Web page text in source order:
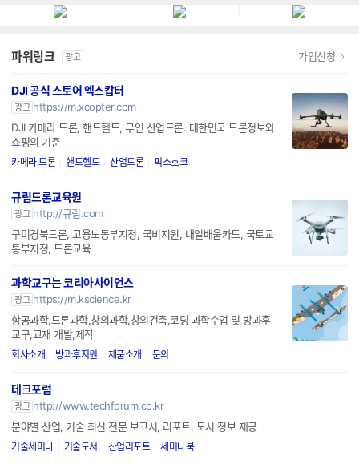
파워링크 광고 가입신청
DJI 공식 스토어 엑스캅터
광고 https://m.xcopter.com
DJI 카메라 드론, 핸드헬드, 무인 산업드론. 대한민국 드론정보와
쇼핑의 기준
카메라 드론 핸드헬드 산업드론 픽스호크
규림드론교육원
광고 http://규림.com
구미경북드론, 고용노동부지정, 국비지원, 내일배움카드, 국토교
통부지정, 드론교육
과학교구는 코리아사이언스
광고 https://m.kscience.kr
항공과학,드론과학,창의과학,창의건축,코딩 과학수업 및 방과후
교구,교재 개발,제작
회사소개 방과후지원 제품소개 문의
테크포럼
광고 http://www.techforum.co.kr
분야별 산업, 기술 최신 전문 보고서, 리포트, 도서 정보 제공
기술세미나 기술도서 산업리포트 세미나북